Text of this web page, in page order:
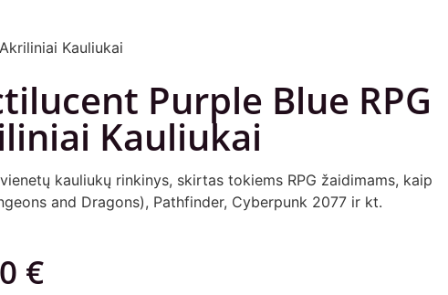
Kauliukai
Purple Blue RPG
Kauliukai
kauliukų rinkinys, skirtas tokiems RPG žaidimams, kaip
and Dragons), Pathfinder, Cyberpunk 2077 ir kt.
€